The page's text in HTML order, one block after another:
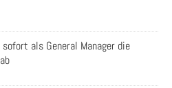
als General Manager die